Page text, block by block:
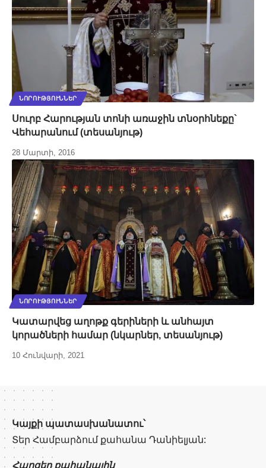
ՆՈՐՈՒԹՅՈՒՆՆԵՐ
Սուրբ Հարության տոնի առաջին տնօրհնեքը`
Վեհարանում (տեսանյութ)
28 Մարտի, 2016
ՆՈՐՈՒԹՅՈՒՆՆԵՐ
Կատարվեց աղոթք գերիների և անհայտ
կորածների համար (նկարներ, տեսանյութ)
10 Հունվարի, 2021
Կայքի պատասխանատու՝
Տեր Համբարձում քահանա Դանիելյան:
Հարցեր քահանային